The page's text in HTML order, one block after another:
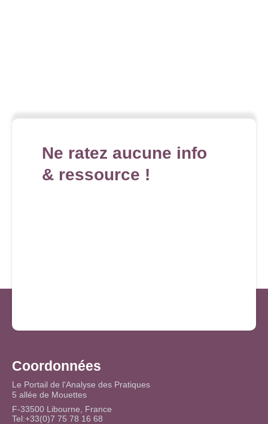
Ne ratez aucune info
& ressource !
Coordonnées
Le Portail de l'Analyse des Pratiques
5 allée de Mouettes
F-33500 Libourne, France
Tel:+33(0)7 75 78 16 68